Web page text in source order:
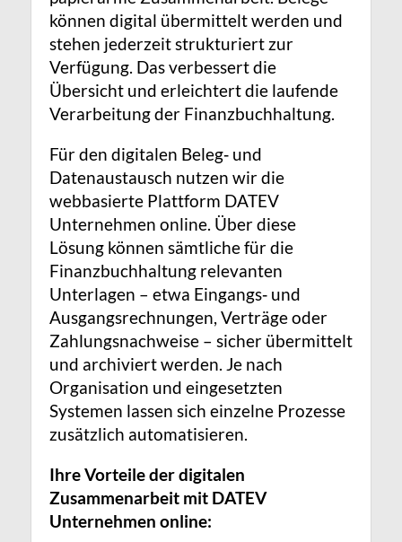
können digital übermittelt werden und
stehen jederzeit strukturiert zur
Verfügung. Das verbessert die
Übersicht und erleichtert die laufende
Verarbeitung der Finanzbuchhaltung.
Für den digitalen Beleg‑ und
Datenaustausch nutzen wir die
webbasierte Plattform DATEV
Unternehmen online. Über diese
Lösung können sämtliche für die
Finanzbuchhaltung relevanten
Unterlagen – etwa Eingangs‑ und
Ausgangsrechnungen, Verträge oder
Zahlungsnachweise – sicher übermittelt
und archiviert werden. Je nach
Organisation und eingesetzten
Systemen lassen sich einzelne Prozesse
zusätzlich automatisieren.
Ihre Vorteile der digitalen
Zusammenarbeit mit DATEV
Unternehmen online: